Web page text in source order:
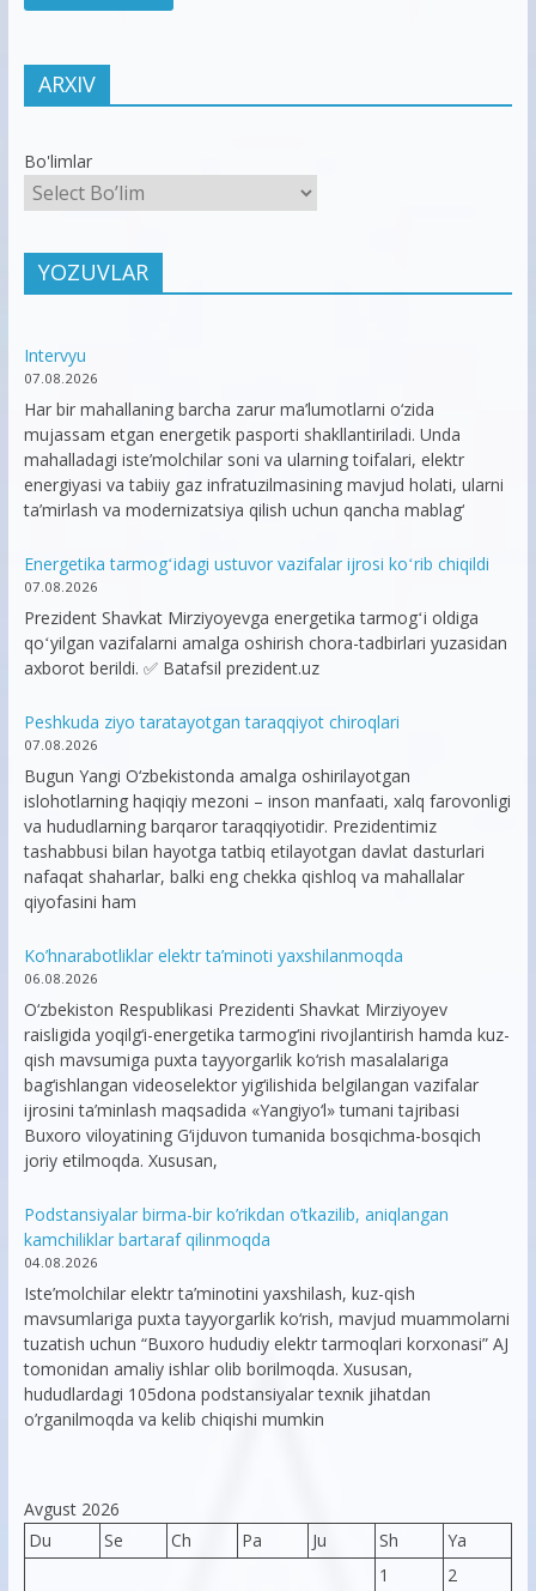
ARXIV
Bo'limlar
YOZUVLAR
Intervyu
07.08.2026
Har bir mahallaning barcha zarur ma’lumotlarni o‘zida
mujassam etgan energetik pasporti shakllantiriladi. Unda
mahalladagi iste’molchilar soni va ularning toifalari, elektr
energiyasi va tabiiy gaz infratuzilmasining mavjud holati, ularni
ta’mirlash va modernizatsiya qilish uchun qancha mablag‘
Energetika tarmogʻidagi ustuvor vazifalar ijrosi koʻrib chiqildi
07.08.2026
Prezident Shavkat Mirziyoyevga energetika tarmogʻi oldiga
qoʻyilgan vazifalarni amalga oshirish chora-tadbirlari yuzasidan
axborot berildi. ✅ Batafsil prezident.uz
Peshkuda ziyo taratayotgan taraqqiyot chiroqlari
07.08.2026
Bugun Yangi O‘zbekistonda amalga oshirilayotgan
islohotlarning haqiqiy mezoni – inson manfaati, xalq farovonligi
va hududlarning barqaror taraqqiyotidir. Prezidentimiz
tashabbusi bilan hayotga tatbiq etilayotgan davlat dasturlari
nafaqat shaharlar, balki eng chekka qishloq va mahallalar
qiyofasini ham
Ko’hnarabotliklar elektr ta’minoti yaxshilanmoqda
06.08.2026
O‘zbekiston Respublikasi Prezidenti Shavkat Mirziyoyev
raisligida yoqilg‘i-energetika tarmog‘ini rivojlantirish hamda kuz-
qish mavsumiga puxta tayyorgarlik ko‘rish masalalariga
bag‘ishlangan videoselektor yig‘ilishida belgilangan vazifalar
ijrosini ta’minlash maqsadida «Yangiyo‘l» tumani tajribasi
Buxoro viloyatining G‘ijduvon tumanida bosqichma-bosqich
joriy etilmoqda. Xususan,
Podstansiyalar birma-bir ko’rikdan o’tkazilib, aniqlangan
kamchiliklar bartaraf qilinmoqda
04.08.2026
Iste’molchilar elektr ta’minotini yaxshilash, kuz-qish
mavsumlariga puxta tayyorgarlik ko‘rish, mavjud muammolarni
tuzatish uchun “Buxoro hududiy elektr tarmoqlari korxonasi” AJ
tomonidan amaliy ishlar olib borilmoqda. Xususan,
hududlardagi 105dona podstansiyalar texnik jihatdan
o’rganilmoqda va kelib chiqishi mumkin
Avgust 2026
Du
Se Ch Pa Ju Sh
Ya
1
2